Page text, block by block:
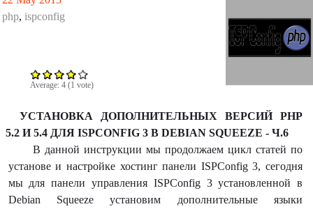
php, ispconfig
Average: 4 (1 vote)
УСТАНОВКА ДОПОЛНИТЕЛЬНЫХ ВЕРСИЙ PHP
5.2 И 5.4 ДЛЯ ISPCONFIG 3 В DEBIAN SQUEEZE - Ч.6
В данной инструкции мы продолжаем цикл статей по
установе и настройке хостинг панели ISPConfig 3, сегодня
мы для панели управления ISPConfig 3 установленной в
Debian Squeeze установим дополнительные языки